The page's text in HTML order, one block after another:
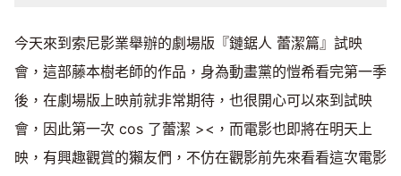
今天來到索尼影業舉辦的劇場版『鏈鋸人 蕾潔篇』試映
會，這部藤本樹老師的作品，身為動畫黨的愷希看完第一季
後，在劇場版上映前就非常期待，也很開心可以來到試映
會，因此第一次 cos 了蕾潔 ><，而電影也即將在明天上
映，有興趣觀賞的獺友們，不仿在觀影前先來看看這次電影